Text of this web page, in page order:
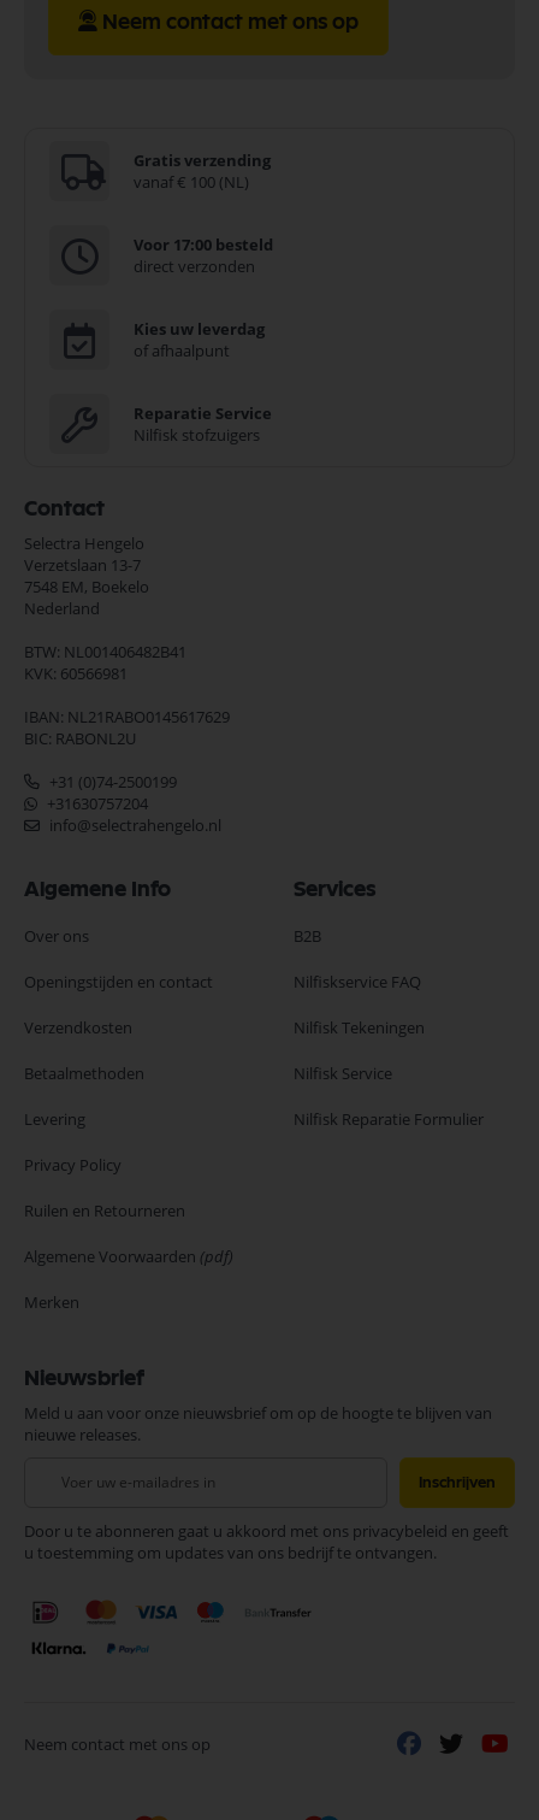
Neem contact met ons op
Gratis verzending
vanaf € 100 (NL)
Voor 17:00 besteld
direct verzonden
Kies uw leverdag
of afhaalpunt
Reparatie Service
Nilfisk stofzuigers
Contact
Selectra Hengelo
Verzetslaan 13-7
7548 EM, Boekelo
Nederland
BTW: NL001406482B41
KVK: 60566981
IBAN: NL21RABO0145617629
BIC: RABONL2U
+31 (0)74-2500199
+31630757204
info@selectrahengelo.nl
Algemene Info
Over ons
Openingstijden en contact
Verzendkosten
Betaalmethoden
Levering
Privacy Policy
Ruilen en Retourneren
Algemene Voorwaarden (pdf)
Merken
Services
B2B
Nilfiskservice FAQ
Nilfisk Tekeningen
Nilfisk Service
Nilfisk Reparatie Formulier
Nieuwsbrief
Meld u aan voor onze nieuwsbrief om op de hoogte te blijven van
nieuwe releases.
onze
nieuwsbrief
Inschrijven
Door u te abonneren gaat u akkoord met ons privacybeleid en geeft
u toestemming om updates van ons bedrijf te ontvangen.
Neem contact met ons op